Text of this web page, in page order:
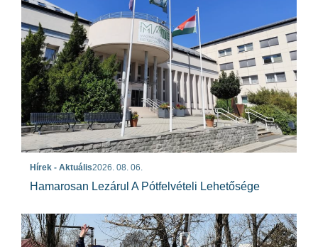
Hírek - Aktuális2026. 08. 06.
Hamarosan Lezárul A Pótfelvételi Lehetősége